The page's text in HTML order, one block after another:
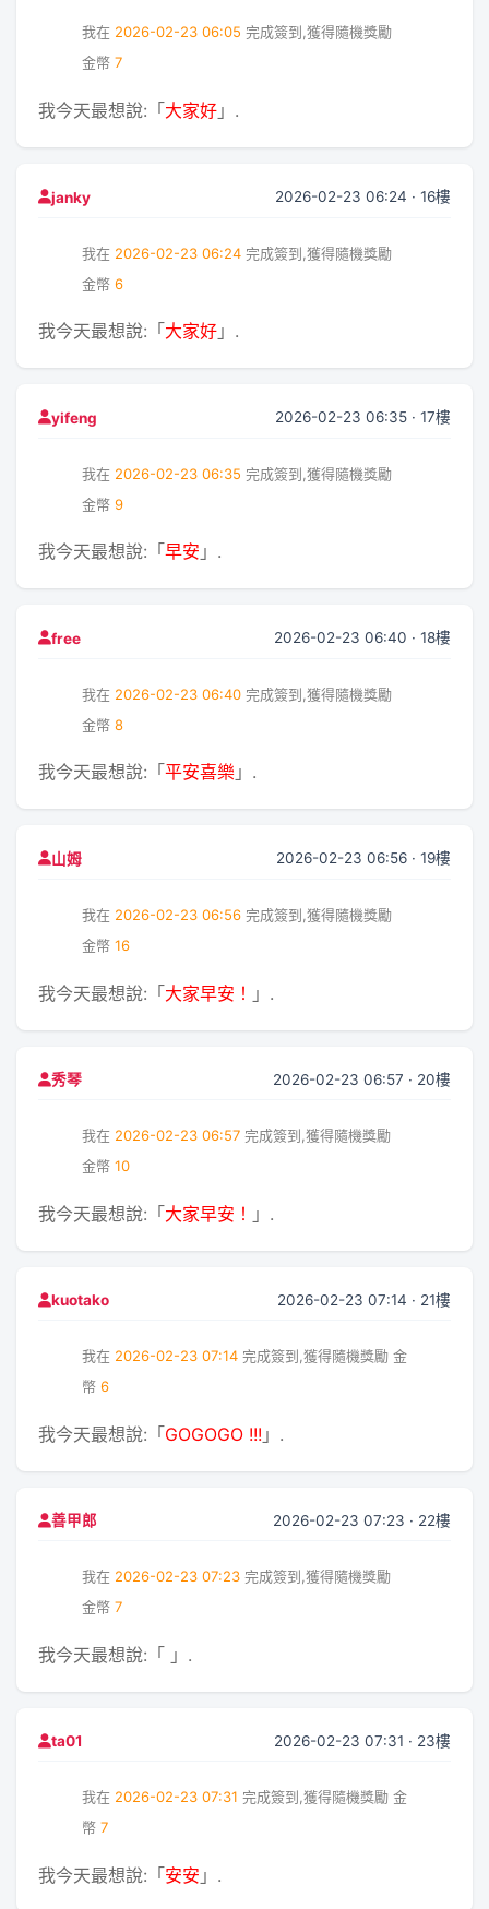
我在 2026-02-23 06:05 完成簽到,獲得隨機獎勵
金幣 7
我今天最想說:「 大家好 」.
janky 2026-02-23 06:24 · 16樓
我在 2026-02-23 06:24 完成簽到,獲得隨機獎勵
金幣 6
我今天最想說:「 大家好 」.
yifeng 2026-02-23 06:35 · 17樓
我在 2026-02-23 06:35 完成簽到,獲得隨機獎勵
金幣 9
我今天最想說:「 早安 」.
free 2026-02-23 06:40 · 18樓
我在 2026-02-23 06:40 完成簽到,獲得隨機獎勵
金幣 8
我今天最想說:「 平安喜樂 」.
山姆 2026-02-23 06:56 · 19樓
我在 2026-02-23 06:56 完成簽到,獲得隨機獎勵
金幣 16
我今天最想說:「大家早安！ 」.
秀琴 2026-02-23 06:57 · 20樓
我在 2026-02-23 06:57 完成簽到,獲得隨機獎勵
金幣 10
我今天最想說:「大家早安！ 」.
kuotako 2026-02-23 07:14 · 21樓
我在 2026-02-23 07:14 完成簽到,獲得隨機獎勵 金
幣 6
我今天最想說:「GOGOGO !!! 」.
善甲郎 2026-02-23 07:23 · 22樓
我在 2026-02-23 07:23 完成簽到,獲得隨機獎勵
金幣 7
我今天最想說:「 」.
ta01 2026-02-23 07:31 · 23樓
我在 2026-02-23 07:31 完成簽到,獲得隨機獎勵 金
幣 7
我今天最想說:「安安 」.